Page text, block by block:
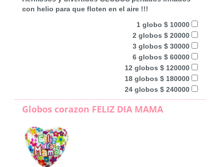
con helio para que floten en el aire !!!
1 globo $ 10000
2 globos $ 20000
3 globos $ 30000
6 globos $ 60000
12 globos $ 120000
18 globos $ 180000
24 globos $ 240000
Globos corazon FELIZ DIA MAMA